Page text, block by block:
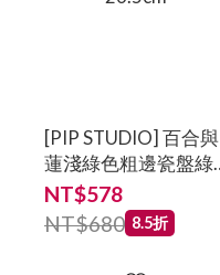
[PIP STUDIO] 百合與
蓮淺綠色粗邊瓷盤綠
意盎然Lily & Lotus
26.5cm
NT$578
NT$680 8.5折